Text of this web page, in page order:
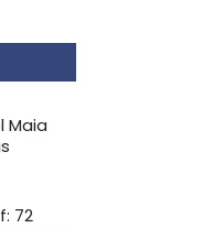
Maia
72